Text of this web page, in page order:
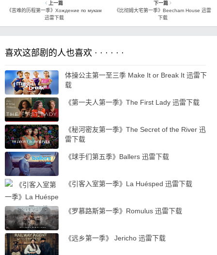
上一篇
《苦难的历程第一季》Хождение по мукам
迅雷下载
下一篇
《比彻姆大宅第一季》Beecham House 迅雷
下载
喜欢这部剧的人也喜欢 · · · · · ·
体操公主第一至三季 Make It or Break It 迅雷下
载
《第一夫人第一季》The First Lady 迅雷下载
《秘河密友第一季》The Secret of the River 迅
雷下载
《球手们第五季》Ballers 迅雷下载
《引客入室第一季》La Huésped 迅雷下载
《罗慕路斯第一季》Romulus 迅雷下载
《远乡第一季》 Jericho 迅雷下载